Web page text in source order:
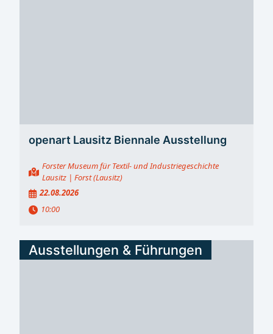
openart Lausitz Biennale Ausstellung
Forster Museum für Textil- und Industriegeschichte
Lausitz | Forst (Lausitz)
22.08.2026
10:00
Ausstellungen & Führungen